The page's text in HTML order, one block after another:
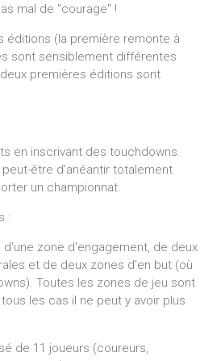
mal de "courage" !
éditions (la première remonte à
sont sensiblement différentes
premières éditions sont
en inscrivant des touchdowns.
être d'anéantir totalement
un championnat.
:
zone d'engagement, de deux
et de deux zones d'en but (où
Toutes les zones de jeu sont
les cas il ne peut y avoir plus
de 11 joueurs (coureurs,